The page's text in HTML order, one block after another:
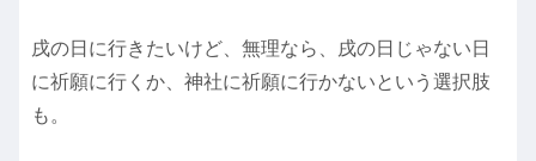
戌の日に行きたいけど、無理なら、戌の日じゃない日
に祈願に行くか、神社に祈願に行かないという選択肢
も。